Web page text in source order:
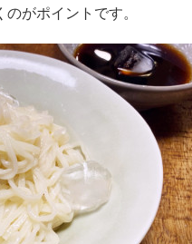
がポイントです。